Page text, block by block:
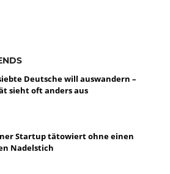
Deutsche will auswandern –
sieht oft anders aus
Startup tätowiert ohne einen
Nadelstich